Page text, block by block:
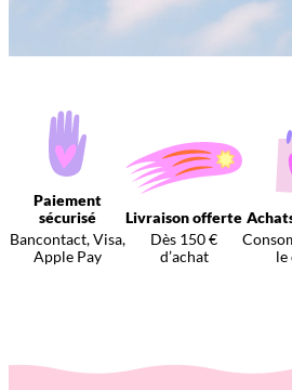
Paiement
sécurisé
Bancontact, Visa,
Apple Pay
Livraison offerte
Dès 150 €
d’achat